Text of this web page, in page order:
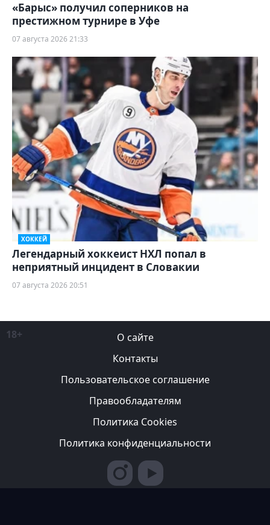
«Барыс» получил соперников на
престижном турнире в Уфе
07 августа 2026 21:33
ХОККЕЙ
Легендарный хоккеист НХЛ попал в
неприятный инцидент в Словакии
07 августа 2026 20:51
18+
О сайте
Контакты
Пользовательское соглашение
Правообладателям
Политика Cookies
Политика конфиденциальности